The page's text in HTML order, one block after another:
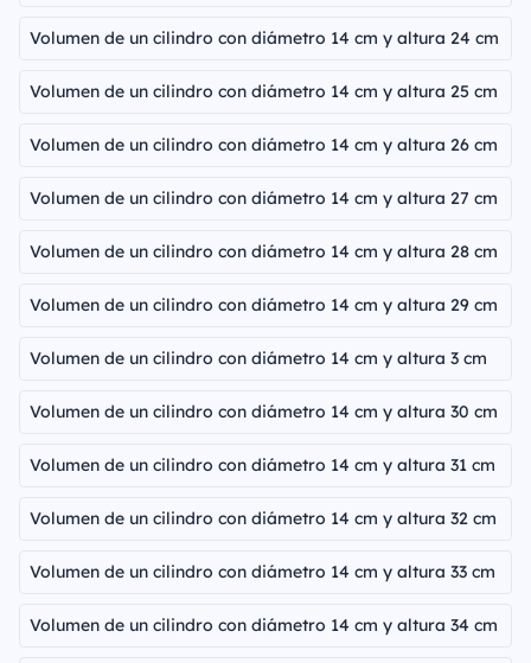
Volumen de un cilindro con diámetro 14 cm y altura 24 cm
Volumen de un cilindro con diámetro 14 cm y altura 25 cm
Volumen de un cilindro con diámetro 14 cm y altura 26 cm
Volumen de un cilindro con diámetro 14 cm y altura 27 cm
Volumen de un cilindro con diámetro 14 cm y altura 28 cm
Volumen de un cilindro con diámetro 14 cm y altura 29 cm
Volumen de un cilindro con diámetro 14 cm y altura 3 cm
Volumen de un cilindro con diámetro 14 cm y altura 30 cm
Volumen de un cilindro con diámetro 14 cm y altura 31 cm
Volumen de un cilindro con diámetro 14 cm y altura 32 cm
Volumen de un cilindro con diámetro 14 cm y altura 33 cm
Volumen de un cilindro con diámetro 14 cm y altura 34 cm